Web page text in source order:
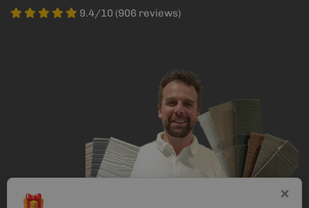
9.4/10 (906 reviews)
×